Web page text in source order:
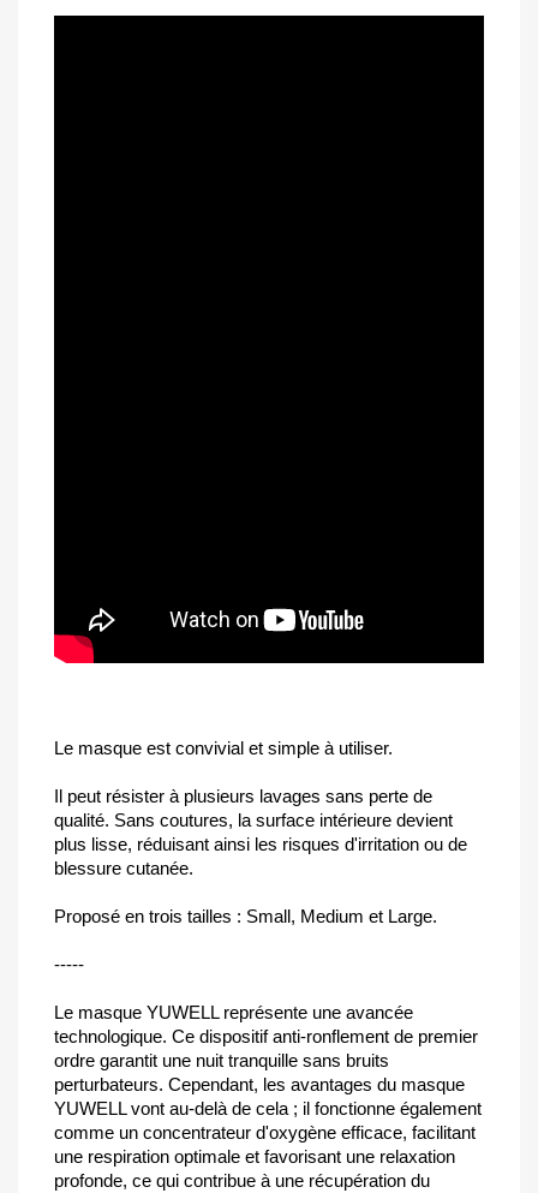
Le masque est convivial et simple à utiliser.
Il peut résister à plusieurs lavages sans perte de
qualité. Sans coutures, la surface intérieure devient
plus lisse, réduisant ainsi les risques d'irritation ou de
blessure cutanée.
Proposé en trois tailles : Small, Medium et Large.
-----
Le masque YUWELL représente une avancée
technologique. Ce dispositif anti-ronflement de premier
ordre garantit une nuit tranquille sans bruits
perturbateurs. Cependant, les avantages du masque
YUWELL vont au-delà de cela ; il fonctionne également
comme un concentrateur d'oxygène efficace, facilitant
une respiration optimale et favorisant une relaxation
profonde, ce qui contribue à une récupération du